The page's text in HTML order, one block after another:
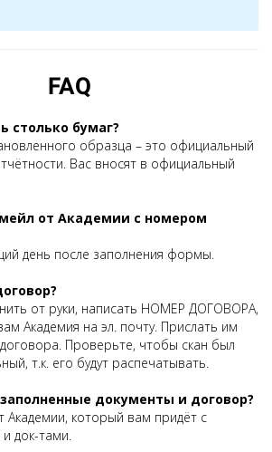
FAQ
столько бумаг?
образца – это официальный
Вас вносят в официальный
от Академии с номером
день после заполнения формы.
от руки, написать НОМЕР ДОГОВОРА,
Академия на эл. почту. Прислать им
Проверьте, чтобы скан был
т.к. его будут распечатывать.
документы и договор?
Академии, который вам придёт с
док-тами.